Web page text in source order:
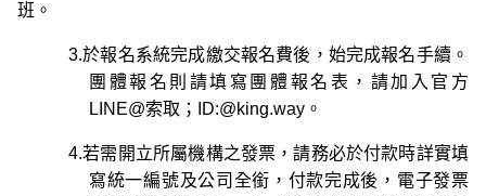
班。
3.於報名系統完成繳交報名費後，始完成報名手續。
團體報名則請填寫團體報名表，請加入官方
LINE@索取；ID:@king.way。
4.若需開立所屬機構之發票，請務必於付款時詳實填
寫統一編號及公司全銜，付款完成後，電子發票